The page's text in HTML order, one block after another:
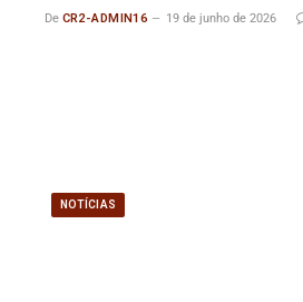
De CR2-ADMIN16 19 de junho de 2026
NOTÍCIAS